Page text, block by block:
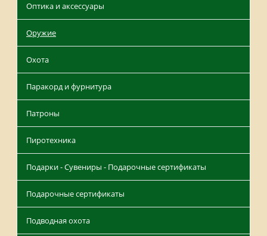
Оптика и аксессуары
Оружие
Охота
Паракорд и фурнитура
Патроны
Пиротехника
Подарки - Сувениры - Подарочные сертификаты
Подарочные сертификаты
Подводная охота